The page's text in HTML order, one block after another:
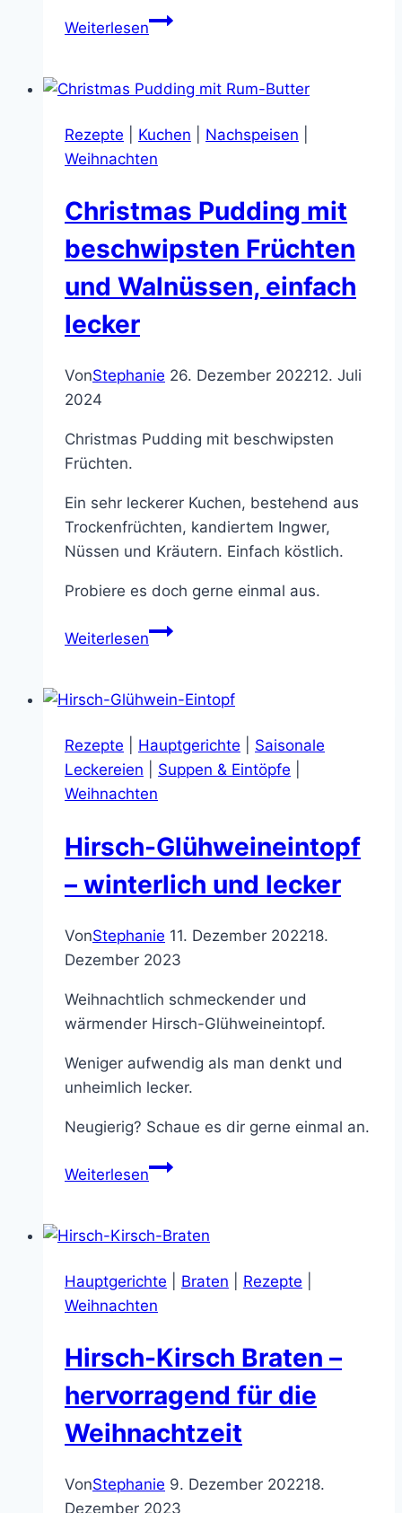
WeiterlesenKöstliche
–
gemacht
mit
3
Zutaten
Rezepte Kuchen Nachspeisen
Weihnachten
Christmas Pudding mit
beschwipsten Früchten
und Walnüssen, einfach
lecker
VonStephanie 26. Dezember 202212. Juli
2024
Christmas Pudding mit beschwipsten
Früchten.
Ein sehr leckerer Kuchen, bestehend aus
Trockenfrüchten, kandiertem Ingwer,
Nüssen und Kräutern. Einfach köstlich.
Probiere es doch gerne einmal aus.
WeiterlesenChristmas
beschwipsten
und
Walnüssen,
einfach
Rezepte Hauptgerichte
Saisonale
Leckereien
Suppen & Eintöpfe
Weihnachten
Hirsch-Glühweineintopf
– winterlich und lecker
VonStephanie 11. Dezember 202218.
Dezember 2023
Weihnachtlich schmeckender und
wärmender Hirsch-Glühweineintopf.
Weniger aufwendig als man denkt und
unheimlich lecker.
Neugierig? Schaue es dir gerne einmal an.
WeiterlesenHirsch-
winterlich
lecker
Hauptgerichte Braten Rezepte
Weihnachten
Hirsch-Kirsch Braten –
hervorragend für die
Weihnachtzeit
VonStephanie 9. Dezember 202218.
Dezember 2023